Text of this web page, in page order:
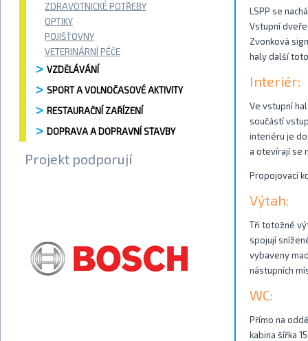
ZDRAVOTNICKÉ POTŘEBY
OPTIKY
POJIŠŤOVNY
VETERINÁRNÍ PÉČE
VZDĚLÁVÁNÍ
SPORT A VOLNOČASOVÉ AKTIVITY
RESTAURAČNÍ ZAŘÍZENÍ
DOPRAVA A DOPRAVNÍ STAVBY
Projekt podporují
LSPP se
Vstupní
Zvonková
haly další
Interiér:
Ve vstupní
součástí
interiéru je
a otevírají se
Propojovací
Výtah:
Tři totožné
spojují
vybaveny
nástupních
WC:
Přímo na
kabina šířka